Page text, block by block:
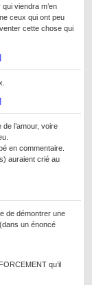
viendra m’en
ceux qui ont peu
cette chose qui
de l’amour, voire
en commentaire.
auraient crié au
de démontrer une
un énoncé
qu’il